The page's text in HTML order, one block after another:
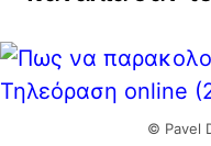
© Pavel